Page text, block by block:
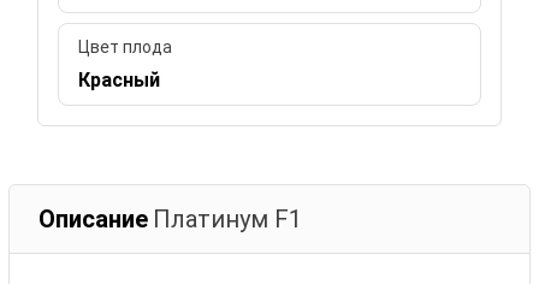
Цвет плода
Красный
Описание Платинум F1